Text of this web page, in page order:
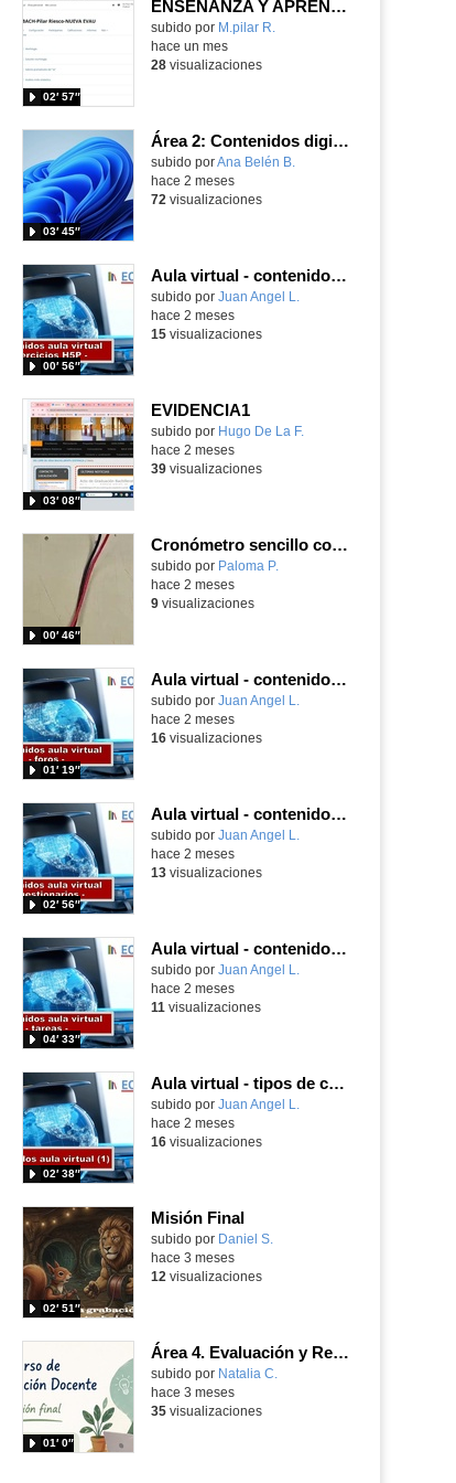
pantalla
ENSEÑANZA Y APRENDIZAJE
Contenido educativo.
subido por M.pilar R.
02′ 57″
hace un mes
28visualizaciones
Área 2: Contenidos digitales
Contenido educativo.
subido porAna Belén B.
03′ 45″
hace 2 meses
72 visualizaciones
Aula virtual - contenidos - ejercicios H5P
Contenido educativo.
subido por Juan Angel L.
00′ 56″
hace 2 meses
15visualizaciones
EVIDENCIA1
subido por Hugo De La F.
03′ 08″
hace 2 meses
39visualizaciones
Cronómetro sencillo con Microbit
Contenido educativo.
subido por Paloma P.
00′ 46″
hace 2 meses
9visualizaciones
Aula virtual - contenidos - foros
Contenido educativo.
subido por Juan Angel L.
01′ 19″
hace 2 meses
16visualizaciones
Aula virtual - contenidos - cuestionarios
Contenido educativo.
subido por Juan Angel L.
02′ 56″
hace 2 meses
13visualizaciones
Aula virtual - contenidos - tareas
Contenido educativo.
subido por Juan Angel L.
04′ 33″
hace 2 meses
11 visualizaciones
Aula virtual - tipos de contenidos sin interacción
Contenido educativo.
subido por Juan Angel L.
02′ 38″
hace 2 meses
16visualizaciones
Misión Final
Contenido educativo.
subido por Daniel S.
02′ 51″
hace 3 meses
12 visualizaciones
Área 4. Evaluación y Retroalimentación
subido por Natalia C.
01′ 0″
hace 3 meses
35visualizaciones